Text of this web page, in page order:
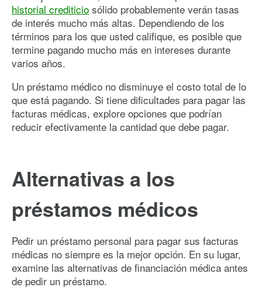
historial crediticio sólido probablemente verán tasas
de interés mucho más altas. Dependiendo de los
términos para los que usted califique, es posible que
termine pagando mucho más en intereses durante
varios años.
Un préstamo médico no disminuye el costo total de lo
que está pagando. Si tiene dificultades para pagar las
facturas médicas, explore opciones que podrían
reducir efectivamente la cantidad que debe pagar.
Alternativas a los
préstamos médicos
Pedir un préstamo personal para pagar sus facturas
médicas no siempre es la mejor opción. En su lugar,
examine las alternativas de financiación médica antes
de pedir un préstamo.